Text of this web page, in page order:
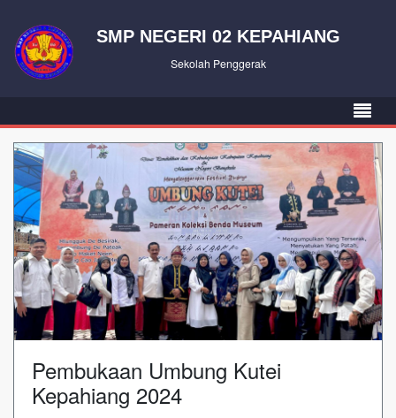
SMP NEGERI 02 KEPAHIANG
Sekolah Penggerak
Pembukaan Umbung Kutei
Kepahiang 2024